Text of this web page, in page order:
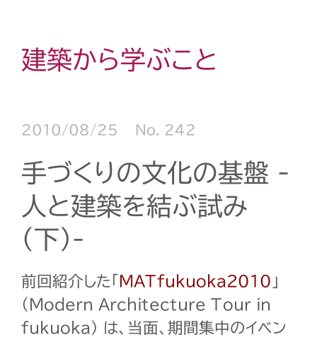
建築から学ぶこと
2010/08/25 No. 242
手づくりの文化の基盤 -
人と建築を結ぶ試み
(下)-
前回紹介した「 MATfukuoka2010 」
(Modern Architecture Tour in
fukuoka) は、当面、期間集中のイベン